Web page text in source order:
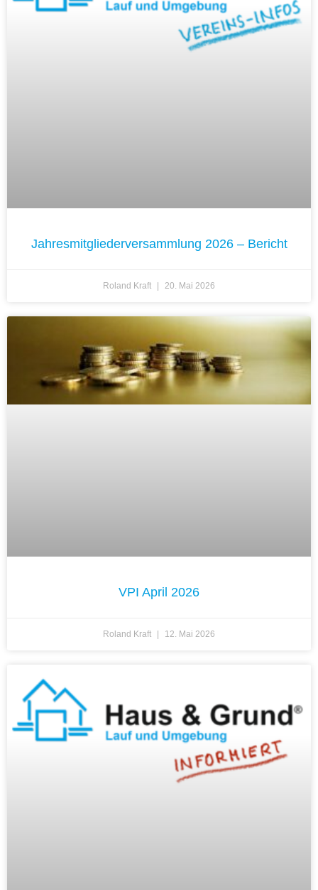
Jahresmitgliederversammlung 2026 – Bericht
Roland Kraft 20. Mai 2026
VPI April 2026
Roland Kraft 12. Mai 2026